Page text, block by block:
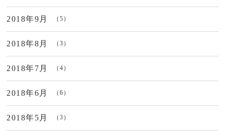
2018年9月 （5）
2018年8月 （3）
2018年7月 （4）
2018年6月 （6）
2018年5月 （3）